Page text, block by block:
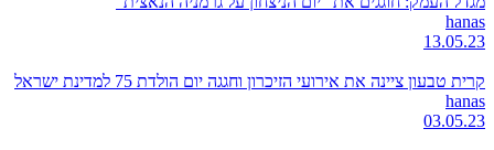
hanas
13.05.23
קרית טבעון ציינה את אירועי הזיכרון וחגגה יום הולדת 75 למדינת ישראל
hanas
03.05.23